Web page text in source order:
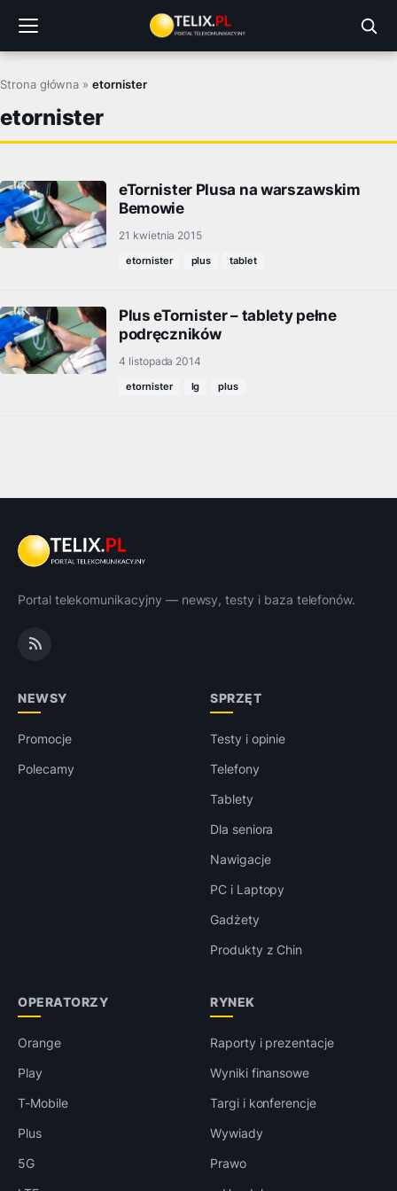
treści
Strona główna »etornister
etornister
eTornister Plusa na warszawskim
Bemowie
21 kwietnia 2015
etornister plus tablet
Plus eTornister – tablety pełne
podręczników
4 listopada 2014
etornister lg plus
Portal telekomunikacyjny — newsy, testy i baza telefonów.
NEWSY
Promocje
Polecamy
SPRZĘT
Testy i opinie
Telefony
Tablety
Dla seniora
Nawigacje
PC i Laptopy
Gadżety
Produkty z Chin
OPERATORZY
Orange
Play
T-Mobile
Plus
5G
RYNEK
Raporty i prezentacje
Wyniki finansowe
Targi i konferencje
Wywiady
Prawo